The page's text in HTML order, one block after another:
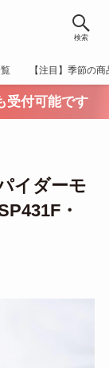
検索
【注目】季節の商
受付可能です
イダーモ
・